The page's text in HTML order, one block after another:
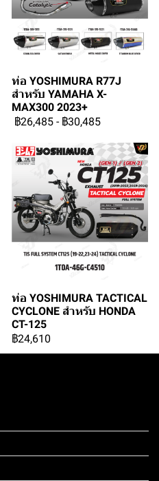
ท่อ YOSHIMURA R77J
สำหรับ YAMAHA X-
MAX300 2023+
฿26,485 - ฿30,485
ท่อ YOSHIMURA TACTICAL
CYCLONE สำหรับ HONDA
CT-125
฿24,610